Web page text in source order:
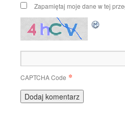
Zapamiętaj moje dane w tej
CAPTCHA Code *